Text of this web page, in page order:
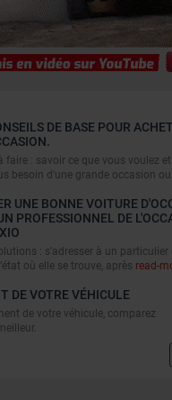
DE BASE POUR
faire : savoir ce que vous voulez
besoin d'une grande occasion
UNE BONNE VOITURE
PROFESSIONNEL DE
: s’adresser à un
où elle se trouve, après read-
DE VOTRE VÉHICULE
de votre véhicule, comparez